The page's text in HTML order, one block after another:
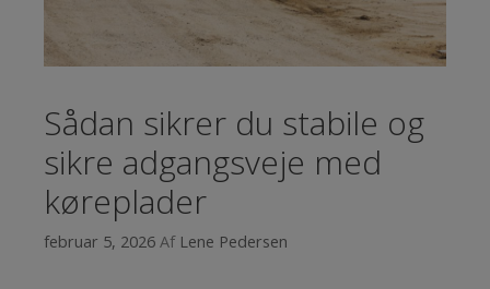
Sådan sikrer du stabile og
sikre adgangsveje med
køreplader
februar 5, 2026 Af Lene Pedersen